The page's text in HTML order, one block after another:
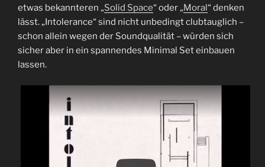
etwas bekannteren „Solid Space“ oder „Moral“ denken
lässt. „Intolerance“ sind nicht unbedingt clubtauglich –
schon allein wegen der Soundqualität – würden sich
sicher aber in ein spannendes Minimal Set einbauen
lassen.